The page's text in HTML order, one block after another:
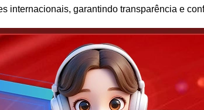
internacionais, garantindo transparência e